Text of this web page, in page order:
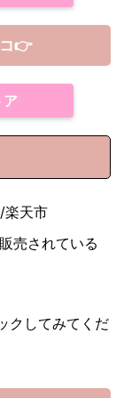
👉
楽天市
売されている
クしてみてくだ